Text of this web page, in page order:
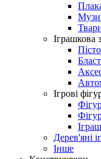
Іграшкова
Ігрові
Дерев'яні
Інше